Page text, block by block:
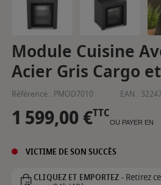
Module Cuisine
Acier Gris Cargo
Référence : PMOD7010 EAN :
1 599,00 €TTC
OU PAYER EN
VICTIME DE SON SUCCÈS
CLIQUEZ ET EMPORTEZ -Retirez